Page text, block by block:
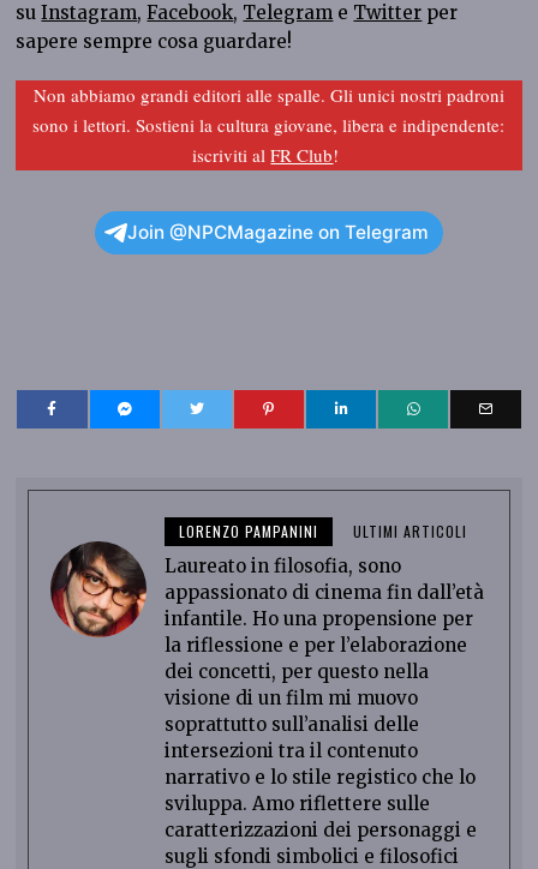
suInstagram,Facebook, Telegram e Twitter per
sapere sempre cosa guardare!
Non abbiamo grandi editori alle spalle. Gli unici nostri padroni
sono i lettori. Sostieni la cultura giovane, libera e indipendente:
iscriviti alFR Club!
Join @NPCMagazine on Telegram
LORENZO PAMPANINI ULTIMI ARTICOLI
Laureato in filosofia, sono
appassionato di cinema fin dall’età
infantile. Ho una propensione per
la riflessione e per l’elaborazione
dei concetti, per questo nella
visione di un film mi muovo
soprattutto sull’analisi delle
intersezioni tra il contenuto
narrativo e lo stile registico che lo
sviluppa. Amo riflettere sulle
caratterizzazioni dei personaggi e
sugli sfondi simbolici e filosofici